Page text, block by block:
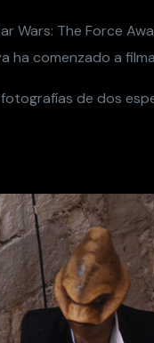
Wars: The Force
ha comenzado a
fotografías de dos